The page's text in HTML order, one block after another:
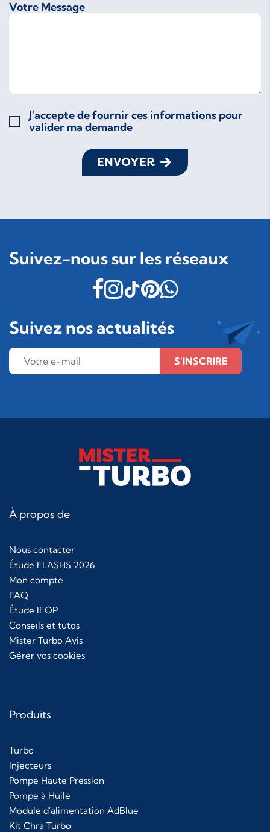
Votre Message
J'accepte de fournir ces informations pour
valider ma demande
ENVOYER
Suivez-nous sur les réseaux
Suivez nos actualités
S'INSCRIRE
À propos de
Nous contacter
Étude FLASHS 2026
Mon compte
FAQ
Étude IFOP
Conseils et tutos
Mister Turbo Avis
Gérer vos cookies
Produits
Turbo
Injecteurs
Pompe Haute Pression
Pompe à Huile
Module d'alimentation AdBlue
Kit Chra Turbo